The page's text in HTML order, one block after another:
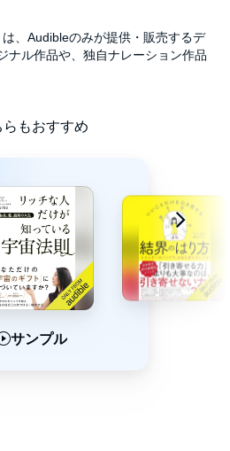
）
イスをすることで、相談者の運勢が
プロ」としても活躍中。
来を占って見事的中させる。が、祖
なさい」と言われ、能力を封印す
活躍するも、あまりの残業の多さに
は、Audibleのみが提供・販売するデ
ナル作品や、独自ナレーション作品
らもおすすめ
サンプル